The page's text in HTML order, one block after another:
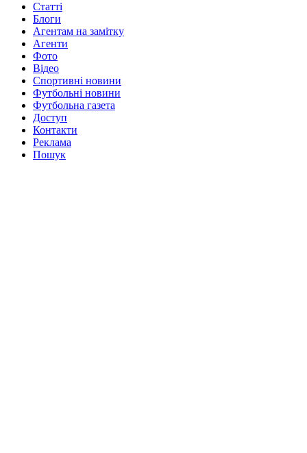
Статті
Блоги
Агентам на замітку
Агенти
Фото
Відео
Спортивні новини
Футбольні новини
Футбольна газета
Доступ
Контакти
Реклама
Пошук